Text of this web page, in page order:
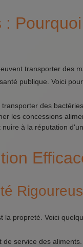
transporter des
publique. Voici
des
les concessions
à la réputation
propreté. Voici
service des aliments.